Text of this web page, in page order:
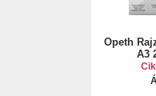
Opeth
A3